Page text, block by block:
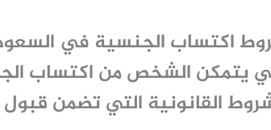
اكتساب الجنسية في
يتمكن الشخص من اكتساب
القانونية التي تضمن